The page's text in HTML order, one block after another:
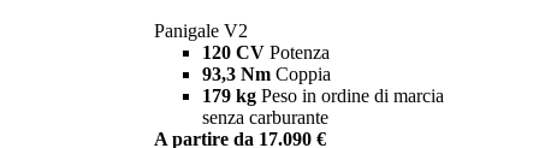
Panigale V2
120 CV Potenza
93,3 Nm Coppia
179 kg Peso in ordine di marcia
senza carburante
A partire da 17.090 €